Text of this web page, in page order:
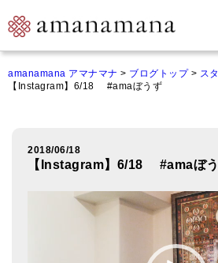
ご来店&購入
オンライン相談&購入
amanamana アマナマナ > ブログトップ> ス
【Instagram】6/18 #amaぼうず
2018/06/18
【Instagram】6/18 #amaぼ